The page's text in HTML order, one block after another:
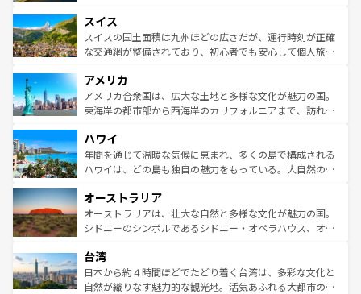
れる地方に足を運ぶとそれぞれで全く異なる文化を体験で
きるだろう。 なお、新着のフランス情報はコンテンツ一覧
を参照してほしい。
は、お酒好きな人にはぜひ体験してほしい。 なお、新着の
ドイツ情報はコンテンツ一覧を参照してほしい。
リアごとに異なる魅力がある。また、優雅なアフタヌーン
ティー、ビール好きにはたまらない英国パブ、サッカー観
戦など、本場だからこそできる体験も豊富。イギリスを旅
ンツ一覧を参照してほしい。
スイス
スイスの国土面積は九州ほどの広さだが、運行時刻が正確
な交通網が整備されており、初心者でも安心して個人旅行
の建物がそのまま残る町や、スイスならではのユニークな
博物館もあり、アルプス観光だけでなく町歩きも満喫する
ことができる。国民の所得が高いため物価も高いが、旅行
ば市内交通費無料で観光を楽しむこともできる。 なお、新
着のスイス情報はコンテンツ一覧 を参照してほしい。
アメリカ
アメリカ合衆国は、広大な土地と多様な文化が魅力の国。
東海岸の都市部から西海岸のカリフォルニアまで、訪れる
のような巨大都市は、観光、ショッピング、エンターテイ
ンメントが詰まった刺激的なスポットだ。一方、アメリカ
西部には大自然が広がり、グランドキャニオンやイエロー
部のニューオーリンズでは、音楽と美食が融合した独特の
文化が魅力。旅行者はアメリカの各地域で異なる魅力を楽
しみながら、その多様性と豊かな歴史を感じることができ
ならではの贅沢な旅のスタイルだ。 なお、新着のアメリカ
情報はコンテンツ一覧を参照してほしい。
ハワイ
年間を通じて温暖な気候に恵まれ、多くの島で構成される
ハワイは、どの島も独自の魅力をもっている。大自然の神
ワイ島は見逃せない。また、定番の観光地といえばオアフ
島だが、静かな自然を求めるならマウイ島やカウアイ島が
おすすめ。エメラルドグリーンに輝く海をはじめ、豊かな
れるおもてなしの心で訪れる人々を迎えてくれるハワイの
人々、おいしいローカルフードやハワイアンミュージッ
ク、伝統的なフラダンスなど、すべてがハワイの魅力を彩
オーストラリア
オーストラリアは、壮大な自然と多様な文化が魅力の国。
シドニーのシンボルであるシドニー・オペラハウス、オー
リアリーフや大陸中央部にそびえるウルル（エアーズロッ
ク）、タスマニアの美しい原生林やケアンズの熱帯雨林な
ど、見どころがたくさん。また、カフェやワイン、オージ
台湾
日本から約４時間ほどでたどり着く台湾は、多彩な文化と
自然が織りなす魅力的な観光地。活気あふれる大都市の台